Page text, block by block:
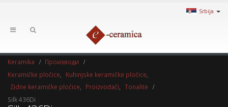
Srbija
Keramika
Производи
Keramičke pločice
Kuhinjske keramičke pločice
Zidne keramičke pločice
Proizvođači
Tonalite
Silk 436Di